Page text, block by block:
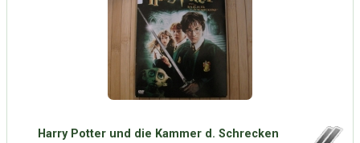
Harry Potter und die Kammer d. Schrecken